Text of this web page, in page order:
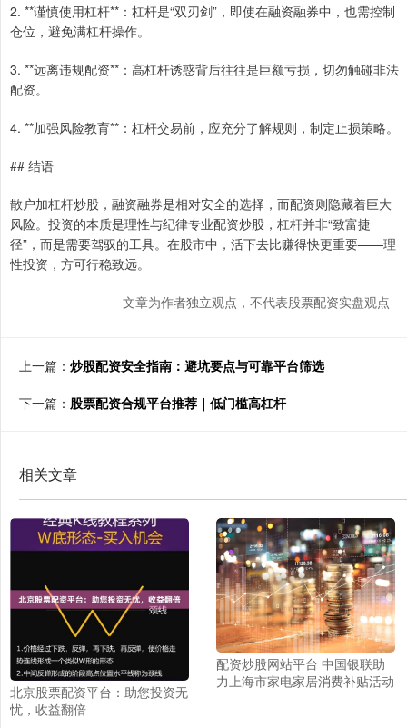
2. **谨慎使用杠杆**：杠杆是“双刃剑”，即使在融资融券中，也需控制
仓位，避免满杠杆操作。
3. **远离违规配资**：高杠杆诱惑背后往往是巨额亏损，切勿触碰非法
配资。
4. **加强风险教育**：杠杆交易前，应充分了解规则，制定止损策略。
## 结语
散户加杠杆炒股，融资融券是相对安全的选择，而配资则隐藏着巨大
风险。投资的本质是理性与纪律专业配资炒股，杠杆并非“致富捷
径”，而是需要驾驭的工具。在股市中，活下去比赚得快更重要——理
性投资，方可行稳致远。
文章为作者独立观点，不代表股票配资实盘观点
上一篇： 炒股配资安全指南：避坑要点与可靠平台筛选
下一篇： 股票配资合规平台推荐｜低门槛高杠杆
相关文章
北京股票配资平台：助您投资无
忧，收益翻倍
配资炒股网站平台 中国银联助
力上海市家电家居消费补贴活动